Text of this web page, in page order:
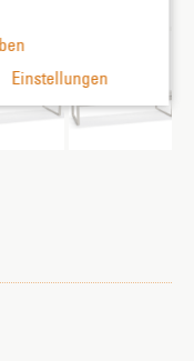
Einstellungen